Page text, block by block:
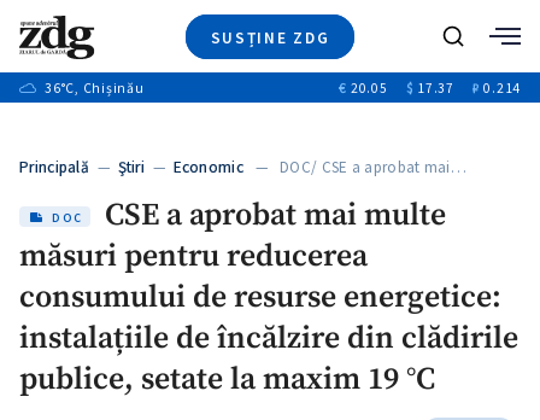
SUSȚINE ZDG
Ştiri
+11
Video
Special
+1
ZdGust
Caută
36°C, Chișinău € 20.05 $ 17.37 ₽ 0.214
Principală — Ştiri — Economic— DOC/ CSE a aprobat mai…
DOC
CSE a aprobat mai multe
măsuri pentru reducerea
consumului de resurse energetice:
instalațiile de încălzire din clădirile
publice, setate la maxim 19 °C